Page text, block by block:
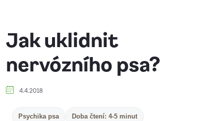
Jak uklidnit
nervózního psa?
4.4.2018
Psychika psa Doba čtení: 4-5 minut